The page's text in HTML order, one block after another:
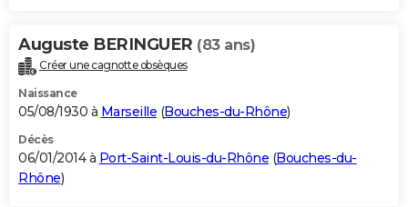
Auguste BERINGUER (83 ans)
Créer une cagnotte obsèques
Naissance
05/08/1930 à Marseille (Bouches-du-Rhône)
Décès
06/01/2014 à Port-Saint-Louis-du-Rhône (Bouches-du-
Rhône)